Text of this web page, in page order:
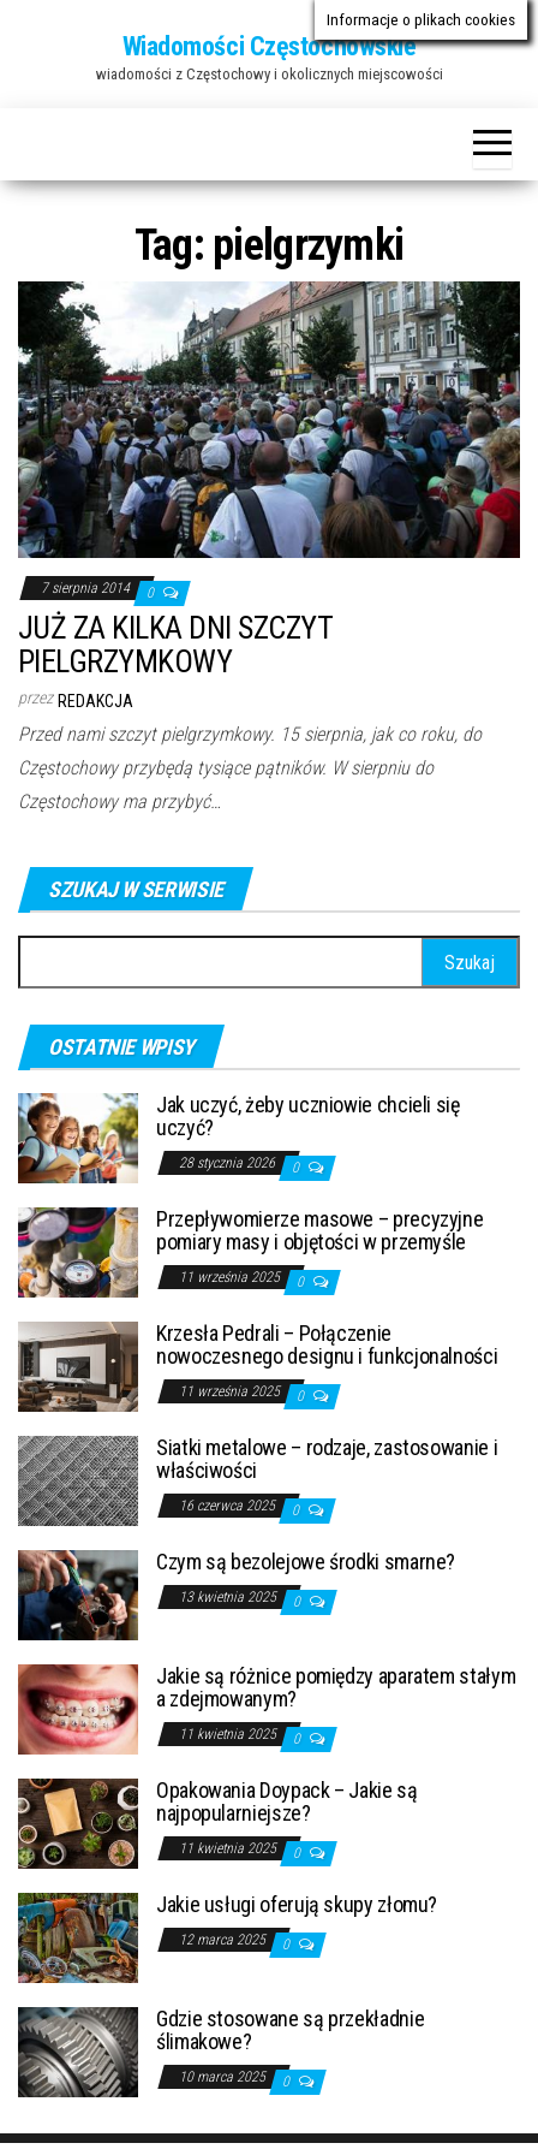
Wiadomości Częstochowskie
wiadomości z Częstochowy i okolicznych miejscowości
Tag: pielgrzymki
7 sierpnia 2014 0
JUŻ ZA KILKA DNI SZCZYT
PIELGRZYMKOWY
przez REDAKCJA
Przed nami szczyt pielgrzymkowy. 15 sierpnia, jak co roku, do
Częstochowy przybędą tysiące pątników. W sierpniu do
Częstochowy ma przybyć…
SZUKAJ W SERWISIE
OSTATNIE WPISY
Jak uczyć, żeby uczniowie chcieli się
uczyć?
28 stycznia 2026 0
Przepływomierze masowe – precyzyjne
pomiary masy i objętości w przemyśle
11 września 2025 0
Krzesła Pedrali – Połączenie
nowoczesnego designu i funkcjonalności
11 września 2025 0
Siatki metalowe – rodzaje, zastosowanie i
właściwości
16 czerwca 2025 0
Czym są bezolejowe środki smarne?
13 kwietnia 2025 0
Jakie są różnice pomiędzy aparatem stałym
a zdejmowanym?
11 kwietnia 2025 0
Opakowania Doypack – Jakie są
najpopularniejsze?
11 kwietnia 2025 0
Jakie usługi oferują skupy złomu?
12 marca 2025 0
Gdzie stosowane są przekładnie
ślimakowe?
10 marca 2025 0
Informacje o plikach cookies